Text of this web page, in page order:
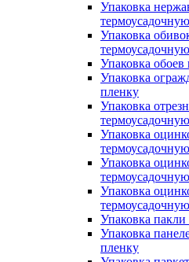
Упаковка
Упаковка
Упаковка
Упаковка
пленку
Упаковка
Упаковка
Упаковка
Упаковка
Упаковка
Упаковка
пленку